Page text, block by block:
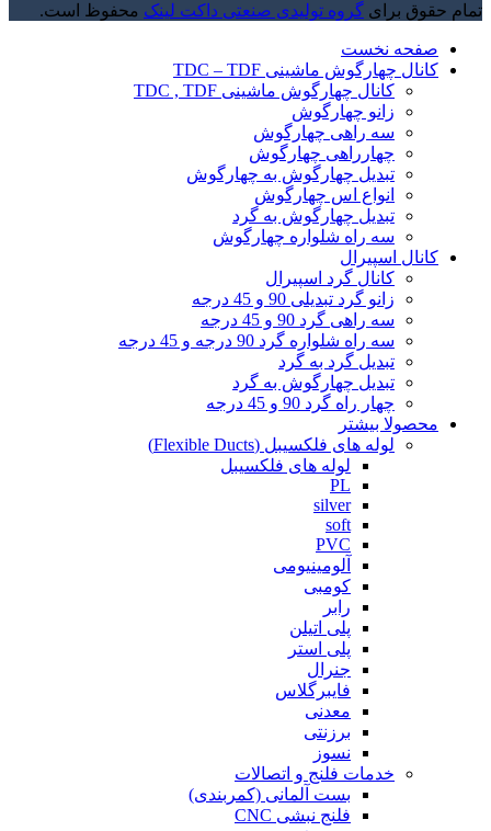
تمام حقوق برای گروه تولیدی صنعتی داکت لینک محفوظ است.
صفحه نخست
کانال چهارگوش ماشینی TDC – TDF
کانال چهارگوش ماشینی TDC , TDF
زانو چهارگوش
سه راهی چهارگوش
چهارراهی چهارگوش
تبدیل چهارگوش به چهارگوش
انواع اس چهارگوش
تبدیل چهارگوش به گرد
سه راه شلواره چهارگوش
کانال اسپیرال
کانال گرد اسپیرال
زانو گرد تبدیلی 90 و 45 درجه
سه راهی گرد 90 و 45 درجه
سه راه شلواره گرد 90 درجه و 45 درجه
تبدیل گرد به گرد
تبدیل چهارگوش به گرد
چهار راه گرد 90 و 45 درجه
محصولا بیشتر
لوله های فلکسیبل (Flexible Ducts)
لوله های فلکسیبل
PL
silver
soft
PVC
آلومینیومی
کومبی
رابر
پلی اتیلن
پلی استر
جنرال
فایبرگلاس
معدنی
برزنتی
نسوز
خدمات فلنج و اتصالات
بست آلمانی (کمربندی)
فلنج نبشی CNC